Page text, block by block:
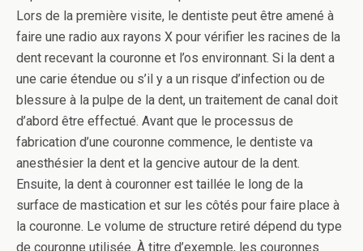
Lors de la première visite, le dentiste peut être amené à
faire une radio aux rayons X pour vérifier les racines de la
dent recevant la couronne et l’os environnant. Si la dent a
une carie étendue ou s’il y a un risque d’infection ou de
blessure à la pulpe de la dent, un traitement de canal doit
d’abord être effectué. Avant que le processus de
fabrication d’une couronne commence, le dentiste va
anesthésier la dent et la gencive autour de la dent.
Ensuite, la dent à couronner est taillée le long de la
surface de mastication et sur les côtés pour faire place à
la couronne. Le volume de structure retiré dépend du type
de couronne utilisée. À titre d’exemple, les couronnes